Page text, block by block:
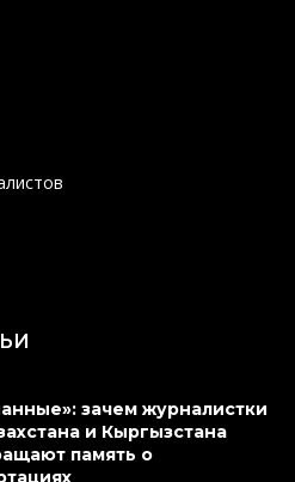
зачем журналистки
и Кыргызстана
память о